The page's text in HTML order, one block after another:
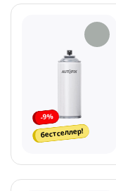
-9%
бестселлер!